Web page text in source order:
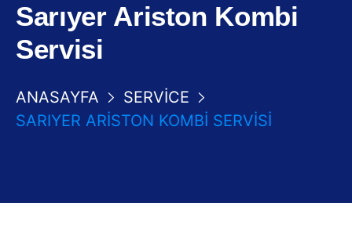
Sarıyer Ariston Kombi
Servisi
ANASAYFA
SERVICE
SARIYER ARISTON KOMBI SERVISI